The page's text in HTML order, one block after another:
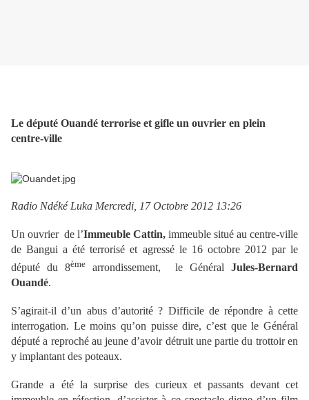
Le député Ouandé terrorise et gifle un ouvrier en plein
centre-ville
Radio Ndéké Luka Mercredi, 17 Octobre 2012 13:26
Un ouvrier de l’Immeuble Cattin, immeuble situé au centre-ville
de Bangui a été terrorisé et agressé le 16 octobre 2012 par le
député du 8ème arrondissement, le GénéralJules-Bernard
Ouandé.
S’agirait-il d’un abus d’autorité ? Difficile de répondre à cette
interrogation. Le moins qu’on puisse dire, c’est que le Général
député a reproché au jeune d’avoir détruit une partie du trottoir en
y implantant des poteaux.
Grande a été la surprise des curieux et passants devant cet